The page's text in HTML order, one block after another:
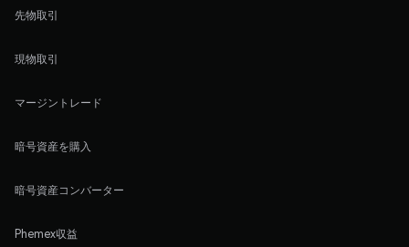
先物取引
現物取引
マージントレード
暗号資産を購入
暗号資産コンバーター
Phemex収益